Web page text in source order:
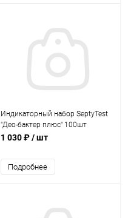
Индикаторный набор SeptyTest
"Део-бактер плюс" 100шт
1 030 ₽/ шт
Подробнее